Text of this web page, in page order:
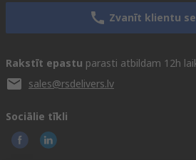
Zvanīt klientu
Rakstīt epastu parasti atbildam 12h
sales@rsdelivers.lv
Sociālie tīkli